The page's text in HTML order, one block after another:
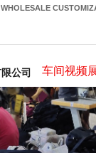
WHOLESALE